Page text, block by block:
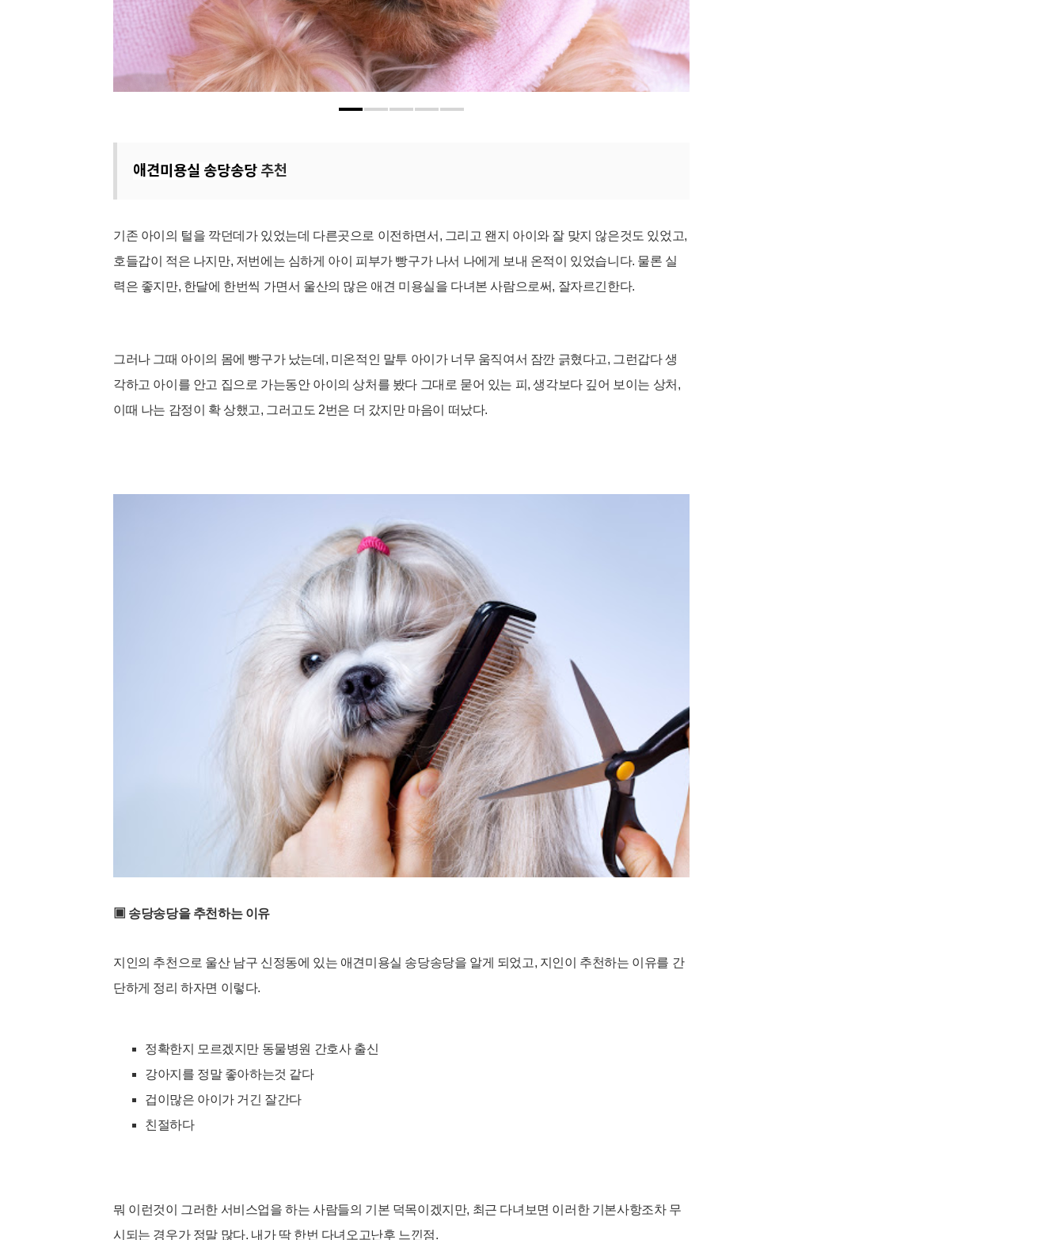
애견미용실 송당송당 추천
기존 아이의 털을 깍던데가 있었는데 다른곳으로 이전하면서, 그리고 왠지 아이와 잘 맞지 않은것도 있었고,
호들갑이 적은 나지만, 저번에는 심하게 아이 피부가 빵구가 나서 나에게 보내 온적이 있었습니다. 물론 실
력은 좋지만, 한달에 한번씩 가면서 울산의 많은 애견 미용실을 다녀본 사람으로써, 잘자르긴한다.
그러나 그때 아이의 몸에 빵구가 났는데, 미온적인 말투 아이가 너무 움직여서 잠깐 긁혔다고, 그런갑다 생
각하고 아이를 안고 집으로 가는동안 아이의 상처를 봤다 그대로 묻어 있는 피, 생각보다 깊어 보이는 상처,
이때 나는 감정이 확 상했고, 그러고도 2번은 더 갔지만 마음이 떠났다.
▣ 송당송당을 추천하는 이유
지인의 추천으로 울산 남구 신정동에 있는 애견미용실 송당송당을 알게 되었고, 지인이 추천하는 이유를 간
단하게 정리 하자면 이렇다.
정확한지
모르겠지만 동물병원 간호사 출신
강아지를 정말 좋아하는것 같다
겁이많은 아이가 거긴 잘간다
친절하다
뭐 이런것이 그러한 서비스업을 하는 사람들의 기본 덕목이겠지만, 최근 다녀보면 이러한 기본사항조차 무
시되는 경우가 정말 많다. 내가 딱 한번 다녀오고난후 느낀점.